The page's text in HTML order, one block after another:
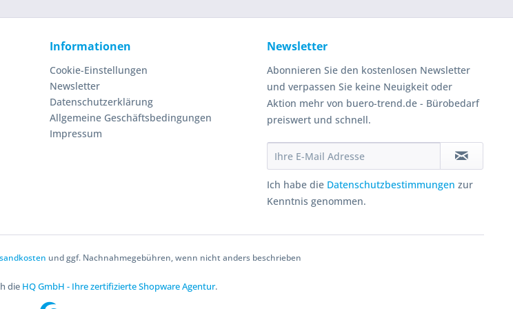
Informationen
Cookie-Einstellungen
Newsletter
Datenschutzerklärung
Allgemeine Geschäftsbedingungen
Impressum
Newsletter
Abonnieren Sie den kostenlosen Newsletter
und verpassen Sie keine Neuigkeit oder
Aktion mehr von buero-trend.de - Bürobedarf
preiswert und schnell.
Ich habe die Datenschutzbestimmungen zur
Kenntnis genommen.
und ggf. Nachnahmegebühren, wenn nicht anders beschrieben
die HQ GmbH - Ihre zertifizierte Shopware Agentur.